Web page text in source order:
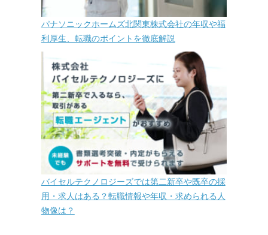
パナソニックホームズ北関東株式会社の年収や福
利厚生、転職のポイントを徹底解説
バイセルテクノロジーズでは第二新卒や既卒の採
用・求人はある？転職情報や年収・求められる人
物像は？